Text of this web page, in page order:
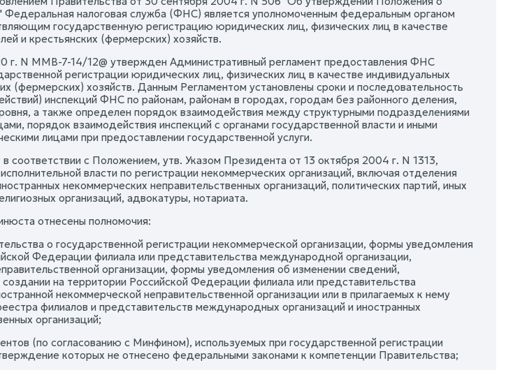
налоговая служба (ФНС) является уполномоченным федеральным органом
государственную регистрацию юридических лиц, физических лиц в качестве
и крестьянских (фермерских) хозяйств.
г. N ММВ-7-14/12@ утвержден Административный регламент предоставления ФНС
регистрации юридических лиц, физических лиц в качестве индивидуальных
(фермерских) хозяйств. Данным Регламентом установлены сроки и последовательность
инспекций ФНС по районам, районам в городах, городам без районного деления,
а также определен порядок взаимодействия между структурными подразделениями
порядок взаимодействия инспекций с органами государственной власти и иными
лицами при предоставлении государственной услуги.
соответствии с Положением, утв. Указом Президента от 13 октября 2004 г. N 1313,
власти по регистрации некоммерческих организаций, включая отделения
некоммерческих неправительственных организаций, политических партий, иных
организаций, адвокатуры, нотариата.
отнесены полномочия:
о государственной регистрации некоммерческой организации, формы уведомления
Федерации филиала или представительства международной организации,
организации, формы уведомления об изменении сведений,
на территории Российской Федерации филиала или представительства
некоммерческой неправительственной организации или в прилагаемых к нему
филиалов и представительств международных организаций и иностранных
организаций;
(по согласованию с Минфином), используемых при государственной регистрации
которых не отнесено федеральными законами к компетенции Правительства;